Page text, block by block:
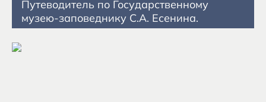
Путеводитель по Государственному
музею-заповеднику С.А. Есенина.